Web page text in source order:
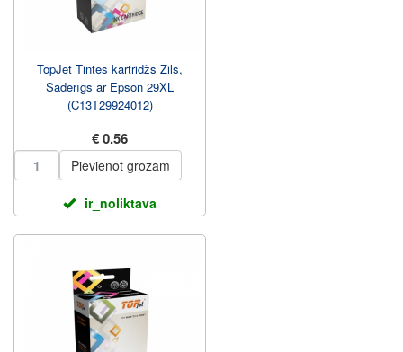
TopJet Tintes kārtridžs Zils,
Saderīgs ar Epson 29XL
(C13T29924012)
€ 0.56
Pievienot grozam
ir_noliktava